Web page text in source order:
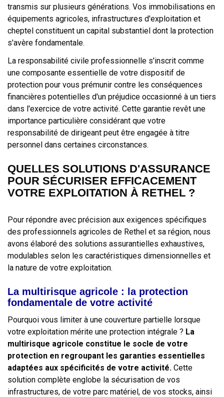
transmis sur plusieurs générations. Vos immobilisations en
équipements agricoles, infrastructures d'exploitation et
cheptel constituent un capital substantiel dont la protection
s'avère fondamentale.
La responsabilité civile professionnelle s'inscrit comme
une composante essentielle de votre dispositif de
protection pour vous prémunir contre les conséquences
financières potentielles d'un préjudice occasionné à un tiers
dans l'exercice de votre activité. Cette garantie revêt une
importance particulière considérant que votre
responsabilité de dirigeant peut être engagée à titre
personnel dans certaines circonstances.
QUELLES SOLUTIONS D'ASSURANCE
POUR SÉCURISER EFFICACEMENT
VOTRE EXPLOITATION À RETHEL ?
Pour répondre avec précision aux exigences spécifiques
des professionnels agricoles de Rethel et sa région, nous
avons élaboré des solutions assurantielles exhaustives,
modulables selon les caractéristiques dimensionnelles et
la nature de votre exploitation.
La multirisque agricole : la protection
fondamentale de votre activité
Pourquoi vous limiter à une couverture partielle lorsque
votre exploitation mérite une protection intégrale ? La
multirisque agricole constitue le socle de votre
protection en regroupant les garanties essentielles
adaptées aux spécificités de votre activité. Cette
solution complète englobe la sécurisation de vos
infrastructures, de votre parc matériel, de vos stocks, ainsi